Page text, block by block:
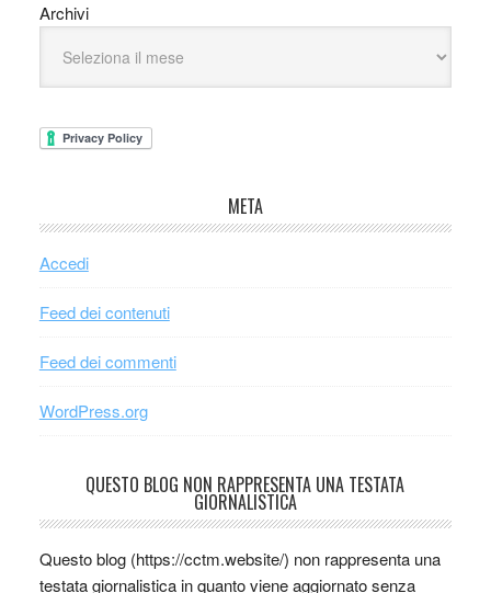
Archivi
META
Accedi
Feed dei contenuti
Feed dei commenti
WordPress.org
QUESTO BLOG NON RAPPRESENTA UNA TESTATA
GIORNALISTICA
Questo blog (https://cctm.website/) non rappresenta una
testata giornalistica in quanto viene aggiornato senza